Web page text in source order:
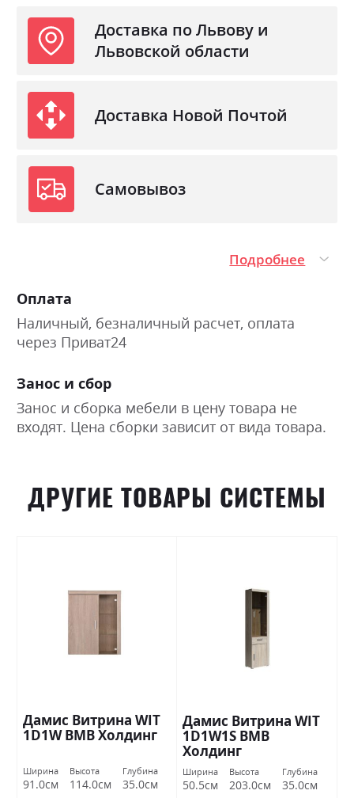
Доставка по Львову и
Львовской области
Доставка Новой Почтой
Самовывоз
Подробнее
Оплата
Наличный, безналичный расчет, оплата
через Приват24
Занос и сбор
Занос и сборка мебели в цену товара не
входят. Цена сборки зависит от вида товара.
ДРУГИЕ ТОВАРЫ СИСТЕМЫ
Дамис Витрина WIT
1D1W ВМВ Холдинг
Ширина
91.0см
Высота
114.0см
Глубина
35.0см
Дамис Витрина WIT
1D1W1S ВМВ
Холдинг
Ширина
50.5см
Высота
203.0см
Глубина
35.0см